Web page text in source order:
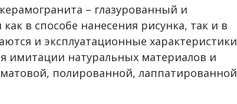
– глазурованный и
в способе нанесения рисунка, так и в
и эксплуатационные характеристики
имитации натуральных материалов и
полированной, лаппатированной